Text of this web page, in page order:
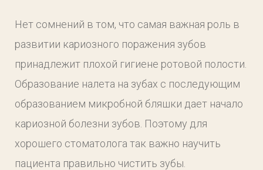
Нет сомнений в том, что самая важная роль в
развитии кариозного поражения зубов
принадлежит плохой гигиене ротовой полости.
Образование налета на зубах с последующим
образованием микробной бляшки дает начало
кариозной болезни зубов. Поэтому для
хорошего стоматолога так важно научить
пациента правильно чистить зубы.